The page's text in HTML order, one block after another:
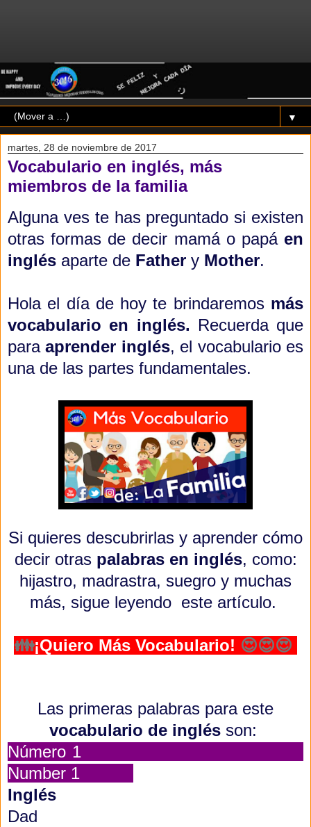
▼
martes, 28 de noviembre de 2017
Vocabulario en inglés, más
miembros de la familia
Alguna ves te has preguntado si existen
otras formas de decir mamá o papá en
inglés aparte de Father y Mother.
Hola el día de hoy te brindaremos más
vocabulario en inglés. Recuerda que
paraaprender inglés, el vocabulario es
una de las partes fundamentales.
Si quieres descubrirlas y aprender cómo
decir otras palabras en inglés, como:
hijastro, madrastra, suegro y muchas
más, sigue leyendo este artículo.
👪¡Quiero Más Vocabulario! 😍😍😍
Las primeras palabras para este
vocabulario de inglés son:
Número 1
Number 1
Inglés
Dad